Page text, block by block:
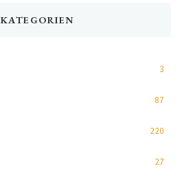
KATEGORIEN
3
87
220
27